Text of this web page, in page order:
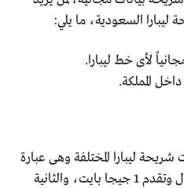
السعودية، ما يلي:
ليبارا المختلفة وهى عبارة
عن 3 فئات، الأولى بمبلغ 25 ريال وتقدم 1 جيجا بايت، والثانية